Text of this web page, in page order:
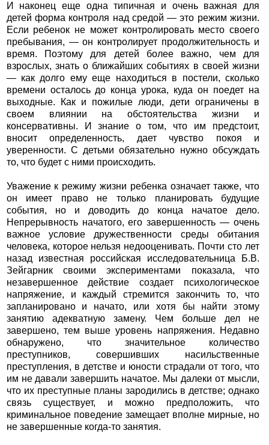
И наконец еще одна типичная и очень важная для
детей форма контроля над средой — это режим жизни.
Если ребенок не может контролировать место своего
пребывания, — он контролирует продолжительность и
время. Поэтому для детей более важно, чем для
взрослых, знать о ближайших событиях в своей жизни
— как долго ему еще находиться в постели, сколько
времени осталось до конца урока, куда он поедет на
выходные. Как и пожилые люди, дети ограничены в
своем влиянии на обстоятельства жизни и
консервативны. И знание о том, что им предстоит,
вносит определенность, дает чувство покоя и
уверенности. С детьми обязательно нужно обсуждать
то, что будет с ними происходить.
Уважение к режиму жизни ребенка означает также, что
он имеет право не только планировать будущие
события, но и доводить до конца начатое дело.
Непрерывность начатого, его завершенность — очень
важное условие дружественности среды обитания
человека, которое нельзя недооценивать. Почти сто лет
назад известная российская исследовательница Б.В.
Зейгарник своими экспериментами показала, что
незавершенное действие создает психологическое
напряжение, и каждый стремится закончить то, что
запланировано и начато, или хотя бы найти этому
занятию адекватную замену. Чем больше дел не
завершено, тем выше уровень напряжения. Недавно
обнаружено, что значительное количество
преступников, совершивших насильственные
преступления, в детстве и юности страдали от того, что
им не давали завершить начатое. Мы далеки от мысли,
что их преступные планы зародились в детстве; однако
связь существует, и можно предположить, что
криминальное поведение замещает вполне мирные, но
не завершенные когда-то занятия.